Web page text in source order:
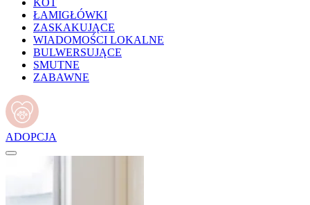
KOT
ŁAMIGŁÓWKI
ZASKAKUJĄCE
WIADOMOŚCI LOKALNE
BULWERSUJĄCE
SMUTNE
ZABAWNE
ADOPCJA